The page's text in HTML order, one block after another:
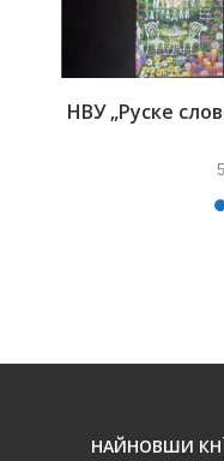
НВУ „Руске
НАЙНОВШИ